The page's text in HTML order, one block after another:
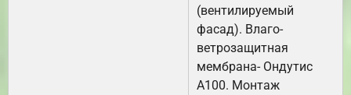
(вентилируемый
фасад). Влаго-
ветрозащитная
мембрана- Ондутис
А100. Монтаж